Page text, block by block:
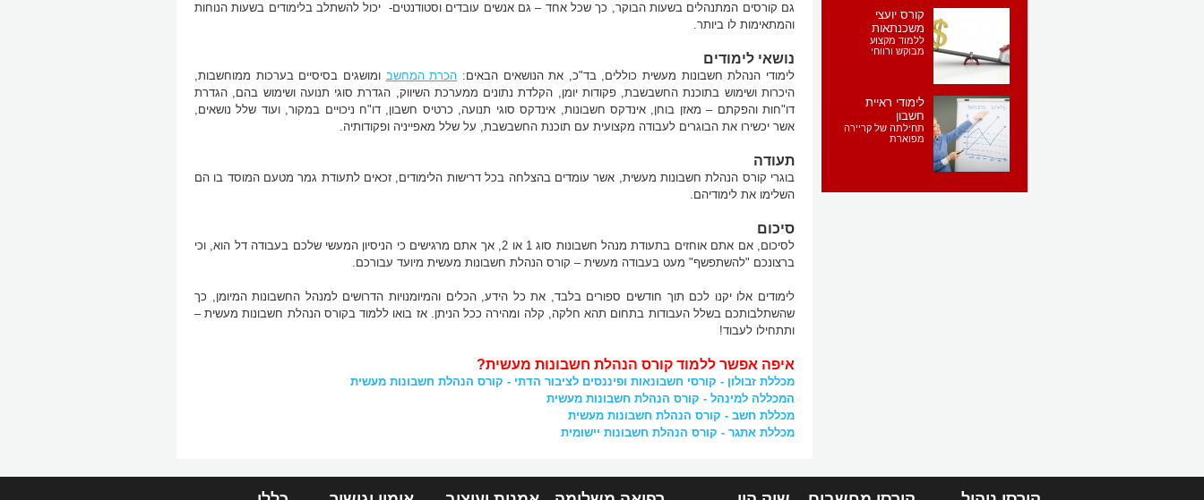
קורס יועצי
משכנתאות
ללמוד מקצוע
מבוקש ורווחי
לימודי ראיית
חשבון
תחילתה של קריירה
מפוארת
גם קורסים המתנהלים בשעות הבוקר, כך שכל אחד – גם אנשים עובדים וסטודנטים- יכול להשתלב בלימודים בשעות הנוחות
והמתאימות לו ביותר.
נושאי לימודים
לימודי הנהלת חשבונות מעשית כוללים, בד"כ, את הנושאים הבאים: הכרת המחשב ומושגים בסיסיים בערכות ממוחשבות,
היכרות ושימוש בתוכנת החשבשבת, פקודות יומן, הקלדת נתונים ממערכת השיווק, הגדרת סוגי תנועה ושימוש בהם, הגדרת
דו"חות והפקתם – מאזן בוחן, אינדקס חשבונות, אינדקס סוגי תנועה, כרטיס חשבון, דו"ח ניכויים במקור, ועוד שלל נושאים,
אשר יכשירו את הבוגרים לעבודה מקצועית עם תוכנת החשבשבת, על שלל מאפייניה ופקודותיה.
תעודה
בוגרי קורס הנהלת חשבונות מעשית, אשר עומדים בהצלחה בכל דרישות הלימודים, זכאים לתעודת גמר מטעם המוסד בו הם
השלימו את לימודיהם.
סיכום
לסיכום, אם אתם אוחזים בתעודת מנהל חשבונות סוג 1 או 2, אך אתם מרגישים כי הניסיון המעשי שלכם בעבודה דל הוא, וכי
ברצונכם "להשתפשף" מעט בעבודה מעשית – קורס הנהלת חשבונות מעשית מיועד עבורכם.
לימודים אלו יקנו לכם תוך חודשים ספורים בלבד, את כל הידע, הכלים והמיומנויות הדרושים למנהל החשבונות המיומן, כך
שהשתלבותכם בשלל העבודות בתחום תהא חלקה, קלה ומהירה ככל הניתן. אז בואו ללמוד בקורס הנהלת חשבונות מעשית –
ותתחילו לעבוד!
איפה אפשר ללמוד קורס הנהלת חשבונות מעשית?
מכללת זבולון - קורסי חשבונאות ופיננסים לציבור הדתי - קורס הנהלת חשבונות מעשית
המכללה למינהל - קורס הנהלת חשבונות מעשית
מכללת חשב - קורס הנהלת חשבונות מעשית
מכללת אתגר - קורס הנהלת חשבונות יישומית